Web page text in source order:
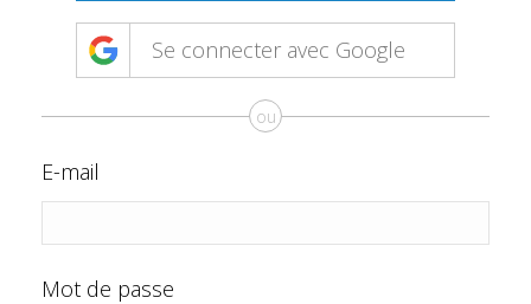
Se connecter avec Google
ou
E-mail
Mot de passe